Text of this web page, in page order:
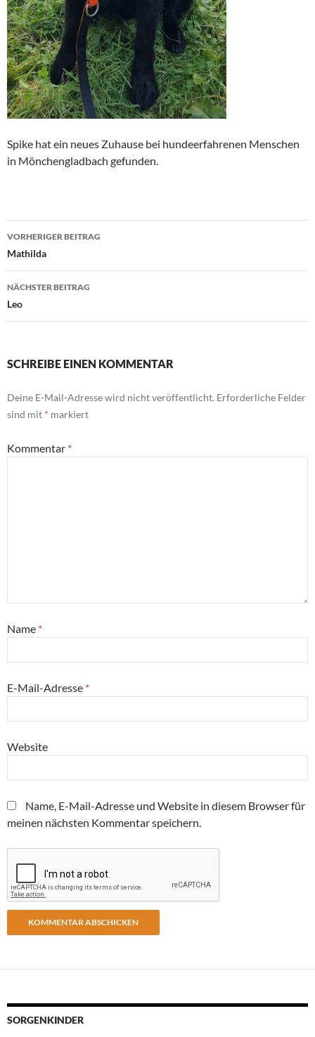
Spike hat ein neues Zuhause bei hundeerfahrenen Menschen
in Mönchengladbach gefunden.
Beitragsnavigation
VORHERIGER BEITRAG
Mathilda
NÄCHSTER BEITRAG
Leo
SCHREIBE EINEN KOMMENTAR
Deine E-Mail-Adresse wird nicht veröffentlicht. Erforderliche Felder
sind mit * markiert
Kommentar *
Name *
E-Mail-Adresse *
Website
Name, E-Mail-Adresse und Website in diesem Browser für
meinen nächsten Kommentar speichern.
SORGENKINDER